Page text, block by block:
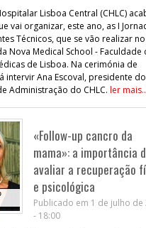
Lisboa Central (CHLC)
vai organizar, este ano, as I
Técnicos, que se vão realizar no
Nova Medical School - Faculdade
de Lisboa. Na cerimónia de
intervir Ana Escoval, presidente do
Administração do CHLC. ler
«Follow-up cancro da
mama»: a importância
avaliar a recuperação
e psicológica
Publicado em 1 de julho de
- 18:00